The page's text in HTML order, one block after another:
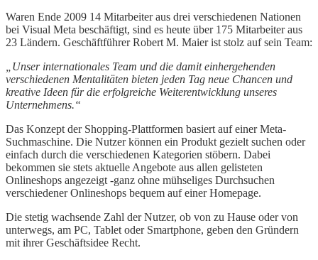
Waren Ende 2009 14 Mitarbeiter aus drei verschiedenen Nationen
bei Visual Meta beschäftigt, sind es heute über 175 Mitarbeiter aus
23 Ländern. Geschäftführer Robert M. Maier ist stolz auf sein Team:
„Unser internationales Team und die damit einhergehenden
verschiedenen Mentalitäten bieten jeden Tag neue Chancen und
kreative Ideen für die erfolgreiche Weiterentwicklung unseres
Unternehmens.“
Das Konzept der Shopping-Plattformen basiert auf einer Meta-
Suchmaschine. Die Nutzer können ein Produkt gezielt suchen oder
einfach durch die verschiedenen Kategorien stöbern. Dabei
bekommen sie stets aktuelle Angebote aus allen gelisteten
Onlineshops angezeigt -ganz ohne mühseliges Durchsuchen
verschiedener Onlineshops bequem auf einer Homepage.
Die stetig wachsende Zahl der Nutzer, ob von zu Hause oder von
unterwegs, am PC, Tablet oder Smartphone, geben den Gründern
mit ihrer Geschäftsidee Recht.